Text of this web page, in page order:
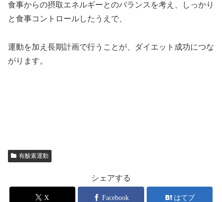
食事からの摂取エネルギーとのバランスを考え、しっかり
と食事コントロールしたうえで、
運動を加え長期計画で行うことが、ダイエット成功につな
がります。
有酸素運動
シェアする
X Facebook はてブ